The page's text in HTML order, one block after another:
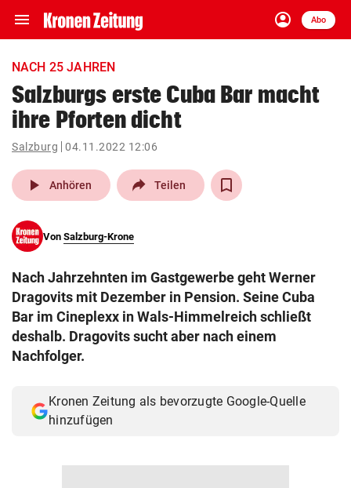
menu Navigation
ein-/ausklappen
account_circle
Anmelden
Abo
close Schließen
account_circle Anmelden
pin_drop
Wien arrow_right
search
eingeben
© Krone Multimedia GmbH & Co KG 2026
NACH 25 JAHREN
Salzburgs erste Cuba Bar macht
ihre Pforten dicht
Salzburg 04.11.2022 12:06
play_arrow Anhören Teilen
Von Salzburg-Krone
Nach Jahrzehnten im Gastgewerbe geht Werner
Dragovits mit Dezember in Pension. Seine Cuba
Bar im Cineplexx in Wals-Himmelreich schließt
deshalb. Dragovits sucht aber nach einem
Nachfolger.
Kronen Zeitung als bevorzugte Google-Quelle
hinzufügen